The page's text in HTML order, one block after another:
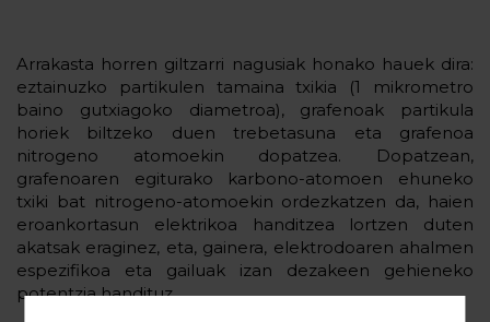
Arrakasta horren giltzarri nagusiak honako hauek dira:
eztainuzko partikulen tamaina txikia (1 mikrometro
baino gutxiagoko diametroa), grafenoak partikula
horiek biltzeko duen trebetasuna eta grafenoa
nitrogeno atomoekin dopatzea. Dopatzean,
grafenoaren egiturako karbono-atomoen ehuneko
txiki bat nitrogeno-atomoekin ordezkatzen da, haien
eroankortasun elektrikoa handitzea lortzen duten
akatsak eraginez, eta, gainera, elektrodoaren ahalmen
espezifikoa eta gailuak izan dezakeen gehieneko
potentzia handituz.